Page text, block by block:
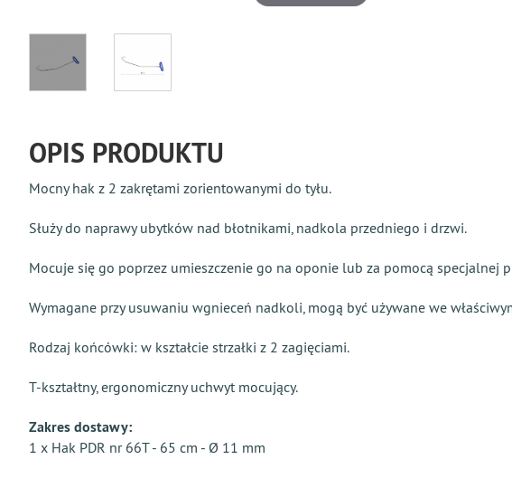
OPIS PRODUKTU
Mocny hak z 2 zakrętami zorientowanymi do tyłu.
Służy do naprawy ubytków nad błotnikami, nadkola przedniego i drzwi.
Mocuje się go poprzez umieszczenie go na oponie lub za pomocą specjalnej
Wymagane przy usuwaniu wgnieceń nadkoli, mogą być używane we
Rodzaj końcówki: w kształcie strzałki z 2 zagięciami.
T-kształtny, ergonomiczny uchwyt mocujący.
Zakres dostawy:
1 x Hak PDR nr 66T - 65 cm - Ø 11 mm